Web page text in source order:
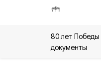
80 лет Победы
документы